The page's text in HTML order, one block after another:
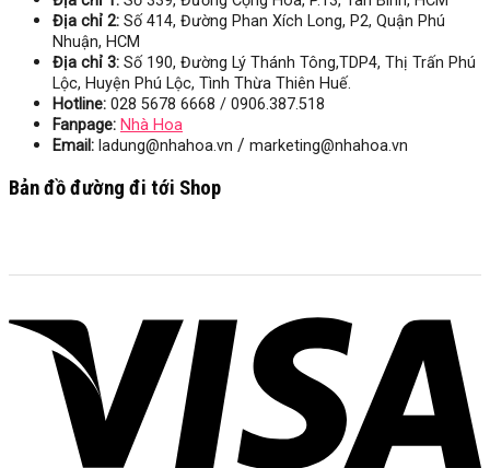
Địa chỉ 2: Số 414, Đường Phan Xích Long, P2, Quận Phú
Nhuận, HCM
Địa chỉ 3: Số 190, Đường Lý Thánh Tông,TDP4, Thị Trấn Phú
Lộc, Huyện Phú Lộc, Tình Thừa Thiên Huế.
Hotline: 028 5678 6668 / 0906.387.518
Fanpage: Nhà Hoa
Email: ladung@nhahoa.vn / marketing@nhahoa.vn
Bản đồ đường đi tới Shop